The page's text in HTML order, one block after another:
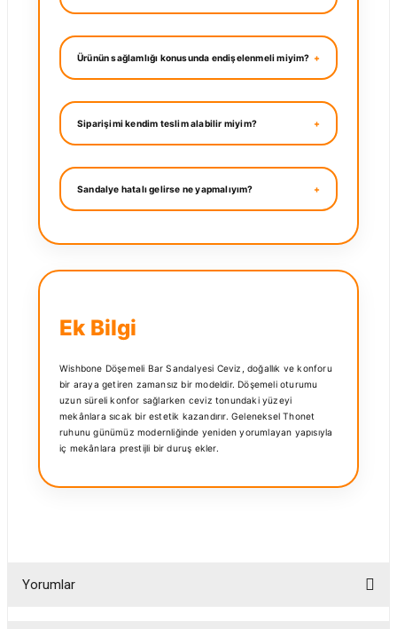
Ürünün sağlamlığı konusunda endişelenmeli miyim?
Siparişimi kendim teslim alabilir miyim?
Sandalye hatalı gelirse ne yapmalıyım?
Ek Bilgi
Wishbone Döşemeli Bar Sandalyesi Ceviz, doğallık ve konforu
bir araya getiren zamansız bir modeldir. Döşemeli oturumu
uzun süreli konfor sağlarken ceviz tonundaki yüzeyi
mekânlara sıcak bir estetik kazandırır. Geleneksel Thonet
ruhunu günümüz modernliğinde yeniden yorumlayan yapısıyla
iç mekânlara prestijli bir duruş ekler.
Yorumlar